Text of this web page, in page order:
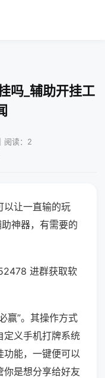
吗_辅助开挂工
阅读：2
以让一直输的玩
神器，有需要的
进群获取软
赢”。其操作方式
定义手机打牌系统
功能，一键便可以
你是想分享给好友